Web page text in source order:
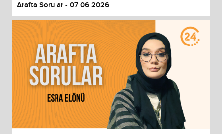
Arafta Sorular - 07 06 2026